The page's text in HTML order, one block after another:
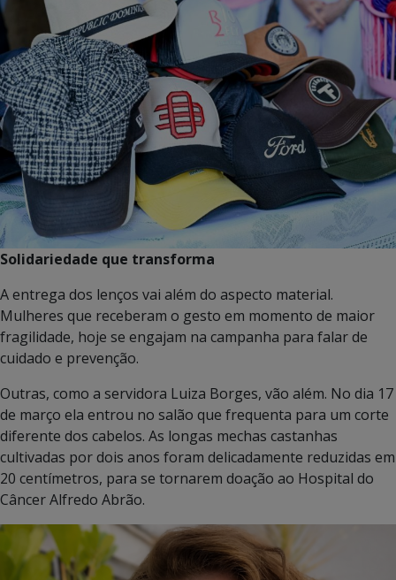
Solidariedade que transforma
A entrega dos lenços vai além do aspecto material.
Mulheres que receberam o gesto em momento de maior
fragilidade, hoje se engajam na campanha para falar de
cuidado e prevenção.
Outras, como a servidora Luiza Borges, vão além. No dia 17
de março ela entrou no salão que frequenta para um corte
diferente dos cabelos. As longas mechas castanhas
cultivadas por dois anos foram delicadamente reduzidas em
20 centímetros, para se tornarem doação ao Hospital do
Câncer Alfredo Abrão.